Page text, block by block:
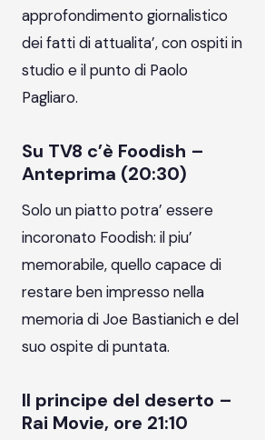
approfondimento giornalistico
dei fatti di attualita’, con ospiti in
studio e il punto di Paolo
Pagliaro.
Su TV8 c’è Foodish –
Anteprima (20:30)
Solo un piatto potra’ essere
incoronato Foodish: il piu’
memorabile, quello capace di
restare ben impresso nella
memoria di Joe Bastianich e del
suo ospite di puntata.
Il principe del deserto –
Rai Movie, ore 21:10